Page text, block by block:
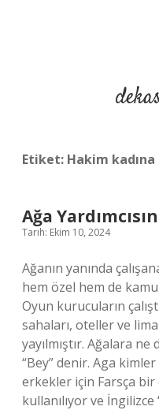
Etiket: Hakim
Ağa
Tarih: Ekim 10, 2024
Ağanın yanında
hem özel hem de
Oyun kurucuların
sahaları, oteller ve
yayılmıştır. Ağalara
“Bey” denir. Aga
erkekler için Farsça
kullanılıyor ve